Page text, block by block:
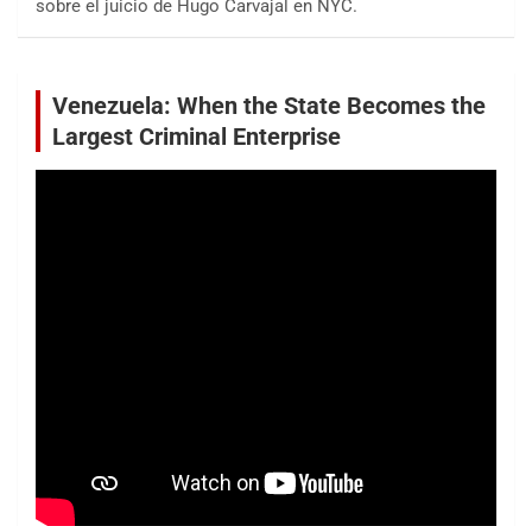
sobre el juicio de Hugo Carvajal en NYC.
Venezuela: When the State Becomes the
Largest Criminal Enterprise